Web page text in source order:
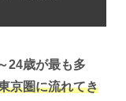
24歳が最も多
京圏に流れてき